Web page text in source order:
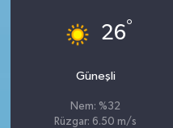
26°
Güneşli
Nem: %32
Rüzgar: 6.50 m/s